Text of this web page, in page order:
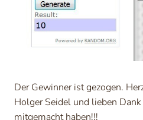
Der Gewinner ist gezogen.
Holger Seidel und lieben
mitgemacht haben!!!